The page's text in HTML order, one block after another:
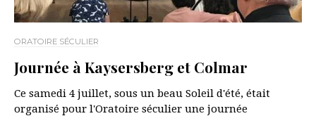
ORATOIRE SÉCULIER
Journée à Kaysersberg et Colmar
Ce samedi 4 juillet, sous un beau Soleil d'été, était
organisé pour l'Oratoire séculier une journée